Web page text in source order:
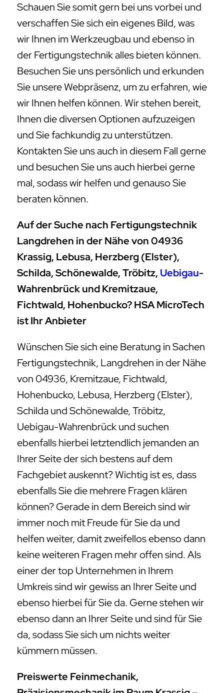
Schauen Sie somit gern bei uns vorbei und
verschaffen Sie sich ein eigenes Bild, was
wir Ihnen im Werkzeugbau und ebenso in
der Fertigungstechnik alles bieten können.
Besuchen Sie uns persönlich und erkunden
Sie unsere Webpräsenz, um zu erfahren, wie
wir Ihnen helfen können. Wir stehen bereit,
Ihnen die diversen Optionen aufzuzeigen
und Sie fachkundig zu unterstützen.
Kontakten Sie uns auch in diesem Fall gerne
und besuchen Sie uns auch hierbei gerne
mal, sodass wir helfen und genauso Sie
beraten können.
Auf der Suche nach Fertigungstechnik
Langdrehen in der Nähe von 04936
Krassig, Lebusa, Herzberg (Elster),
Schilda, Schönewalde, Tröbitz, Uebigau-
Wahrenbrück und Kremitzaue,
Fichtwald, Hohenbucko? HSA MicroTech
ist Ihr Anbieter
Wünschen Sie sich eine Beratung in Sachen
Fertigungstechnik, Langdrehen in der Nähe
von 04936, Kremitzaue, Fichtwald,
Hohenbucko, Lebusa, Herzberg (Elster),
Schilda und Schönewalde, Tröbitz,
Uebigau-Wahrenbrück und suchen
ebenfalls hierbei letztendlich jemanden an
Ihrer Seite der sich bestens auf dem
Fachgebiet auskennt? Wichtig ist es, dass
ebenfalls Sie die mehrere Fragen klären
können? Gerade in dem Bereich sind wir
immer noch mit Freude für Sie da und
helfen weiter, damit zweifellos ebenso dann
keine weiteren Fragen mehr offen sind. Als
einer der top Unternehmen in Ihrem
Umkreis sind wir gewiss an Ihrer Seite und
ebenso hierbei für Sie da. Gerne stehen wir
ebenso dann an Ihrer Seite und sind für Sie
da, sodass Sie sich um nichts weiter
kümmern müssen.
Preiswerte Feinmechanik,